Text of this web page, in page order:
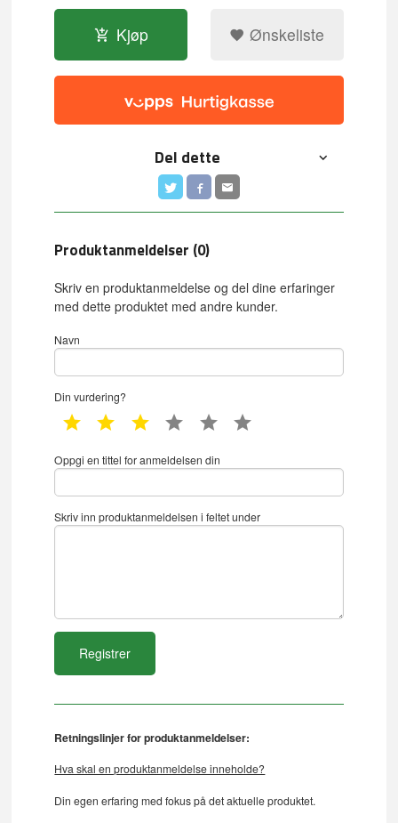
Kjøp Ønskeliste
Del dette
Produktanmeldelser (0)
Skriv en produktanmeldelse og del dine erfaringer
med dette produktet med andre kunder.
Navn
Din vurdering?
1 star 2 star 3 star 4 star 5 star
Oppgi en tittel for anmeldelsen din
Skriv inn produktanmeldelsen i feltet under
Retningslinjer for produktanmeldelser:
Hva skal en produktanmeldelse inneholde?
Din egen erfaring med fokus på det aktuelle produktet.